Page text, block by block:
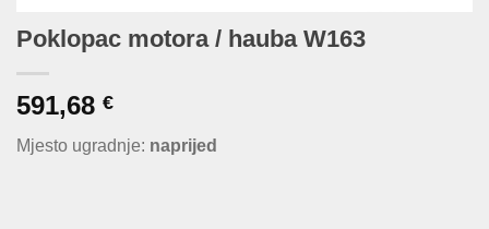
Poklopac motora / hauba W163
591,68 €
Mjesto ugradnje: naprijed